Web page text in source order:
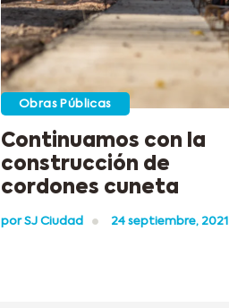
Obras Públicas
Continuamos con la
construcción de
cordones cuneta
porSJ Ciudad 24 septiembre, 2021